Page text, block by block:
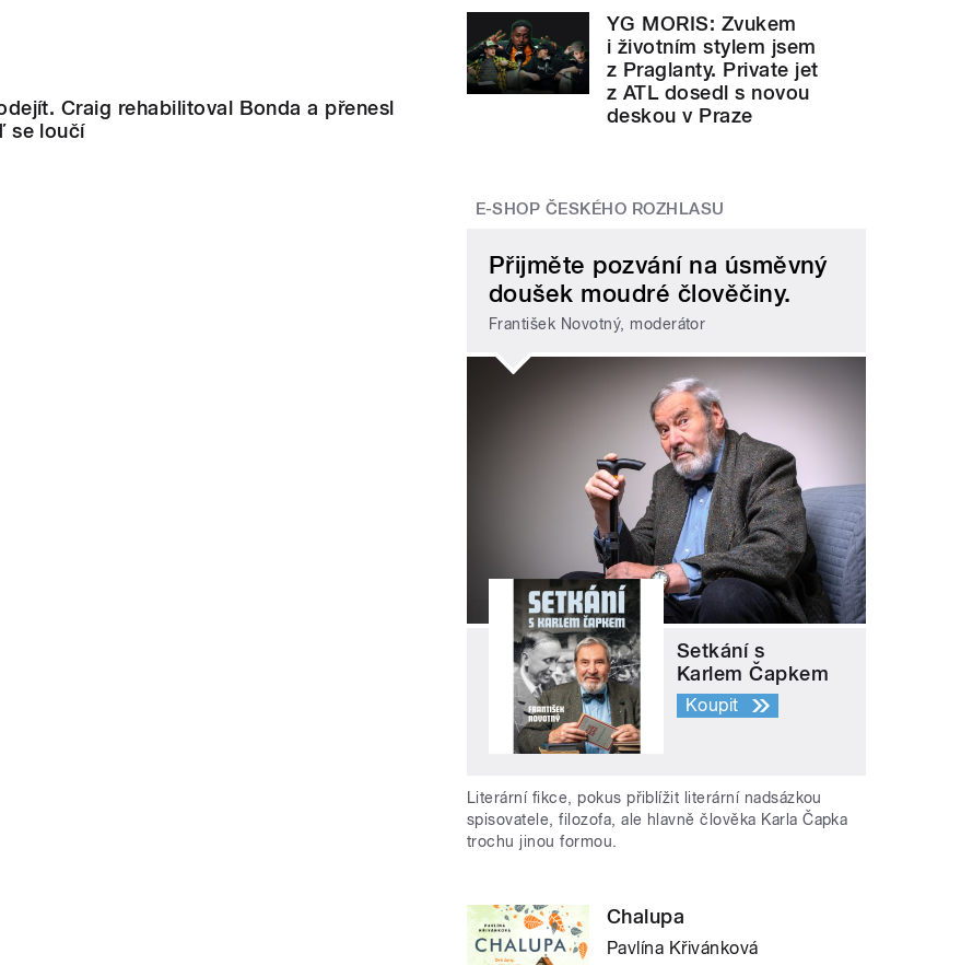
Craig rehabilitoval Bonda a přenesl
se loučí
YG MORIS: Zvukem
i životním stylem jsem
z Praglanty. Private jet
z ATL dosedl s novou
deskou v Praze
E-SHOP ČESKÉHO ROZHLASU
Přijměte pozvání na úsměvný
doušek moudré člověčiny.
František Novotný, moderátor
Setkání s
Karlem Čapkem
Koupit
Literární fikce, pokus přiblížit literární nadsázkou
spisovatele, filozofa, ale hlavně člověka Karla Čapka
trochu jinou formou.
Chalupa
Pavlína Křivánková